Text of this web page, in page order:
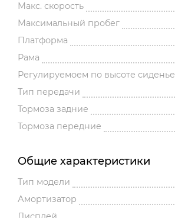
Макс. скорость
Максимальный пробег
Платформа
Рама
Регулируемоем по высоте сиденье
Тип передачи
Тормоза задние
Тормоза передние
Общие характеристики
Тип модели
Амортизатор